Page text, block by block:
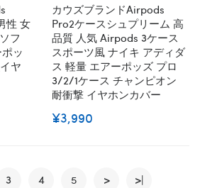
性 女
フ
ッ
ヤ
カウズブランドairpods
Pro2ケースシュプリーム 高
品質 人気 Airpods 3ケース
スポーツ風 ナイキ アディダ
ス 軽量 エアーポッズ プロ
3/2/1ケース チャンピオン
耐衝撃 イヤホンカバー
¥3,990
3 4 5 >
>|